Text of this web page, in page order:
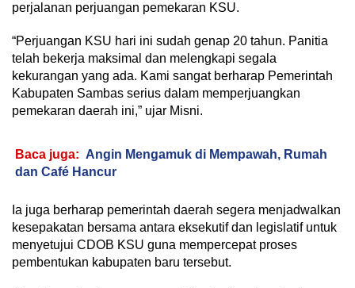
perjalanan perjuangan pemekaran KSU.
“Perjuangan KSU hari ini sudah genap 20 tahun. Panitia
telah bekerja maksimal dan melengkapi segala
kekurangan yang ada. Kami sangat berharap Pemerintah
Kabupaten Sambas serius dalam memperjuangkan
pemekaran daerah ini,” ujar Misni.
Baca juga: Angin Mengamuk di Mempawah, Rumah
dan Café Hancur
Ia juga berharap pemerintah daerah segera menjadwalkan
kesepakatan bersama antara eksekutif dan legislatif untuk
menyetujui CDOB KSU guna mempercepat proses
pembentukan kabupaten baru tersebut.